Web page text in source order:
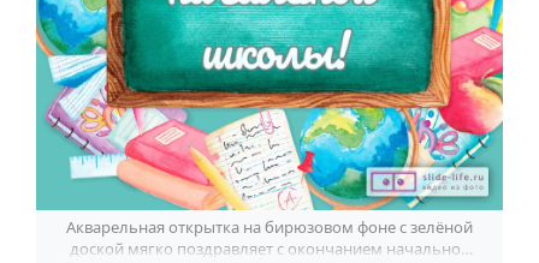
Акварельная открытка на бирюзовом фоне с зелёной
доской мягко поздравляет с окончанием начальной